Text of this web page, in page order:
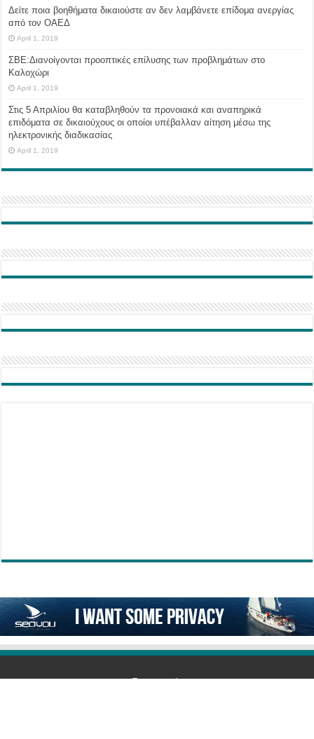
Δείτε ποια βοηθήματα δικαιούστε αν δεν λαμβάνετε επίδομα ανεργίας
από τον ΟΑΕΔ
April 1, 2019
ΣΒΕ:Διανοίγονται προοπτικές επίλυσης των προβλημάτων στο
Καλοχώρι
April 1, 2019
Στις 5 Απριλίου θα καταβληθούν τα προνοιακά και αναπηρικά
επιδόματα σε δικαιούχους οι οποίοι υπέβαλλαν αίτηση μέσω της
ηλεκτρονικής διαδικασίας
April 1, 2019
Επικοινωνία